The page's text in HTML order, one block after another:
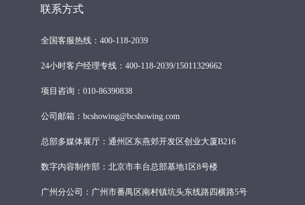
联系方式
全国客服热线：400-118-2039
24小时客户经理专线：400-118-2039/15011329662
项目咨询：010-86390838
公司邮箱：bcshowing@bcshowing.com
总部多媒体展厅：通州区东燕郊开发区创业大厦B216
数字内容制作部：北京市丰台总部基地1区8号楼
广州分公司：广州市番禺区南村镇坑头东线路四横路5号